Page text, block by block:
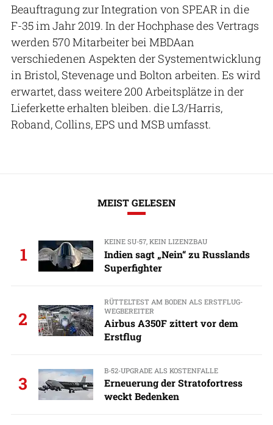
Beauftragung zur Integration von SPEAR in die
F-35 im Jahr 2019. In der Hochphase des Vertrags
werden 570 Mitarbeiter bei MBDAan
verschiedenen Aspekten der Systementwicklung
in Bristol, Stevenage und Bolton arbeiten. Es wird
erwartet, dass weitere 200 Arbeitsplätze in der
Lieferkette erhalten bleiben. die L3/Harris,
Roband, Collins, EPS und MSB umfasst.
MEIST GELESEN
1
KEINE SU-57, KEIN LIZENZBAU
Indien sagt „Nein“ zu Russlands
Superfighter
2
RÜTTELTEST AM BODEN ALS ERSTFLUG-
WEGBEREITER
Airbus A350F zittert vor dem
Erstflug
3
B-52-UPGRADE ALS KOSTENFALLE
Erneuerung der Stratofortress
weckt Bedenken